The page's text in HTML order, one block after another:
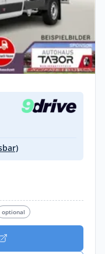
435 AT L4
optional